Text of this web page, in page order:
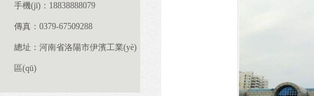
手機(jī)：18838888079
傳真：0379-67509288
總址：河南省洛陽市伊濱工業(yè)
區(qū)